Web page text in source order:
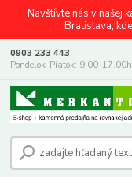
Navštívte nás v našej
Bratislava,
0903 233 443
Pondelok-Piatok: 9.00-